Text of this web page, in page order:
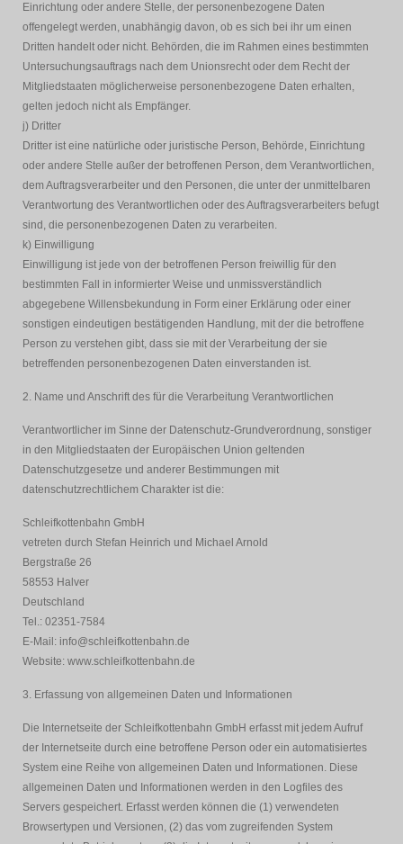
Einrichtung oder andere Stelle, der personenbezogene Daten
offengelegt werden, unabhängig davon, ob es sich bei ihr um einen
Dritten handelt oder nicht. Behörden, die im Rahmen eines bestimmten
Untersuchungsauftrags nach dem Unionsrecht oder dem Recht der
Mitgliedstaaten möglicherweise personenbezogene Daten erhalten,
gelten jedoch nicht als Empfänger.
j) Dritter
Dritter ist eine natürliche oder juristische Person, Behörde, Einrichtung
oder andere Stelle außer der betroffenen Person, dem Verantwortlichen,
dem Auftragsverarbeiter und den Personen, die unter der unmittelbaren
Verantwortung des Verantwortlichen oder des Auftragsverarbeiters befugt
sind, die personenbezogenen Daten zu verarbeiten.
k) Einwilligung
Einwilligung ist jede von der betroffenen Person freiwillig für den
bestimmten Fall in informierter Weise und unmissverständlich
abgegebene Willensbekundung in Form einer Erklärung oder einer
sonstigen eindeutigen bestätigenden Handlung, mit der die betroffene
Person zu verstehen gibt, dass sie mit der Verarbeitung der sie
betreffenden personenbezogenen Daten einverstanden ist.
2. Name und Anschrift des für die Verarbeitung Verantwortlichen
Verantwortlicher im Sinne der Datenschutz-Grundverordnung, sonstiger
in den Mitgliedstaaten der Europäischen Union geltenden
Datenschutzgesetze und anderer Bestimmungen mit
datenschutzrechtlichem Charakter ist die:
Schleifkottenbahn GmbH
vetreten durch Stefan Heinrich und Michael Arnold
Bergstraße 26
58553 Halver
Deutschland
Tel.: 02351-7584
E-Mail: info@schleifkottenbahn.de
Website: www.schleifkottenbahn.de
3. Erfassung von allgemeinen Daten und Informationen
Die Internetseite der Schleifkottenbahn GmbH erfasst mit jedem Aufruf
der Internetseite durch eine betroffene Person oder ein automatisiertes
System eine Reihe von allgemeinen Daten und Informationen. Diese
allgemeinen Daten und Informationen werden in den Logfiles des
Servers gespeichert. Erfasst werden können die (1) verwendeten
Browsertypen und Versionen, (2) das vom zugreifenden System